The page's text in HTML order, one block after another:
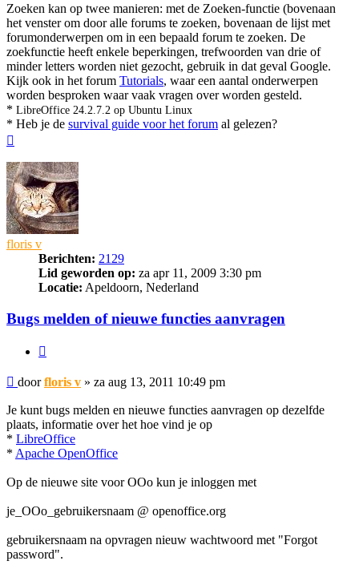
Zoeken kan op twee manieren: met de Zoeken-functie (bovenaan
het venster om door alle forums te zoeken, bovenaan de lijst met
forumonderwerpen om in een bepaald forum te zoeken. De
zoekfunctie heeft enkele beperkingen, trefwoorden van drie of
minder letters worden niet gezocht, gebruik in dat geval Google.
Kijk ook in het forum Tutorials, waar een aantal onderwerpen
worden besproken waar vaak vragen over worden gesteld.
* LibreOffice 24.2.7.2 op Ubuntu Linux
* Heb je de survival guide voor het forum al gelezen?
floris v
Berichten: 2129
Lid geworden op: za apr 11, 2009 3:30 pm
Locatie: Apeldoorn, Nederland
Bugs melden of nieuwe functies aanvragen
Bericht
doorfloris v » za aug 13, 2011 10:49 pm
Je kunt bugs melden en nieuwe functies aanvragen op dezelfde
plaats, informatie over het hoe vind je op
* LibreOffice
* Apache OpenOffice
Op de nieuwe site voor OOo kun je inloggen met
je_OOo_gebruikersnaam @ openoffice.org
gebruikersnaam na opvragen nieuw wachtwoord met "Forgot
password".